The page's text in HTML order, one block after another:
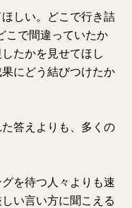
しい。どこで行き詰
こで間違っていたか
たかを見せてほし
にどう結びつけたか
答えよりも、多くの
を待つ人々よりも速
い言い方に聞こえる